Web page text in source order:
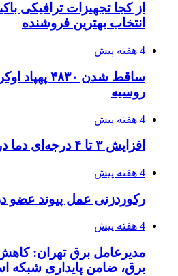
از کجا تجهیزات ترافیکی
انتخاب بهترین فروشنده
4 هفته پیش
ساقط شدن
روسیه
4 هفته پیش
افزایش ۳ تا ۴ درجه‌ای دما در ایلام تا اواخر هفته
4 هفته پیش
رکوردزنی عمل پیوند عضو
4 هفته پیش
برق، ضامن پایداری شبکه